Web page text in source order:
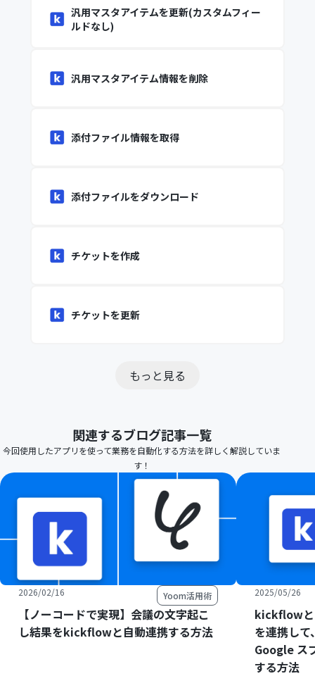
汎用マスタアイテムを更新(カスタムフィー
ルドなし)
汎用マスタアイテム情報を削除
添付ファイル情報を取得
添付ファイルをダウンロード
チケットを作成
チケットを更新
もっと見る
関連するブログ記事一覧
今回使用したアプリを使って業務を自動化する方法を詳しく解説していま
す！
2026/02/16 Yoom活用術
【ノーコードで実現】会議の文字起こ
し結果をkickflowと自動連携する方法
2025/05/26
kickflowと
を連携し
Google ス
する方法